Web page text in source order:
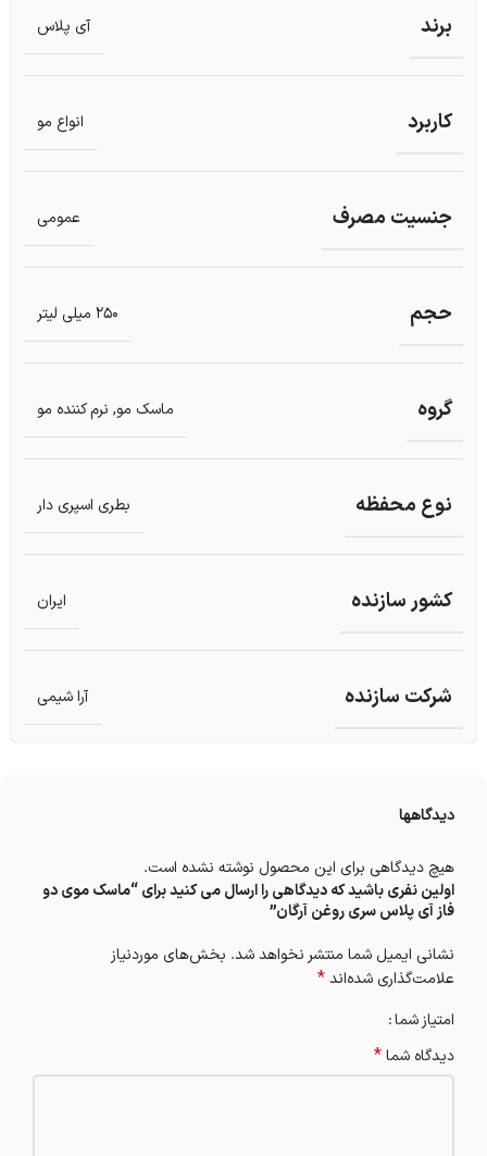
برند آی پلاس
کاربرد انواع مو
جنسیت مصرف عمومی
حجم 250 میلی لیتر
گروه ماسک مو, نرم کننده مو
نوع محفظه بطری اسپری دار
کشور سازنده ایران
شرکت سازنده آرا شیمی
دیدگاهها
هیچ دیدگاهی برای این محصول نوشته نشده است.
اولین نفری باشید که دیدگاهی را ارسال می کنید برای “ماسک موی دو
فاز آی پلاس سری روغن آرگان”
نشانی ایمیل شما منتشر نخواهد شد. بخش‌های موردنیاز
علامت‌گذاری شده‌اند*
امتیاز شما
دیدگاه شما*